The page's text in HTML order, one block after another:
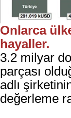
Onlarca
hayaller.
3.2 milyar
parçası
adlı
değerleme